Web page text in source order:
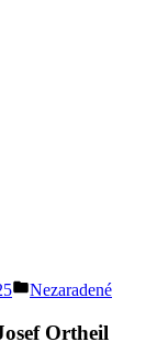
Posted
Nezaradené
Ortheil